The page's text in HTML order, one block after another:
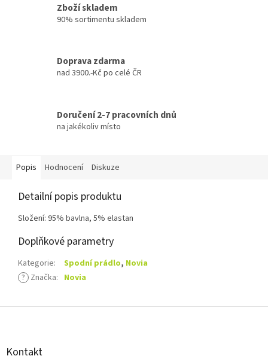
Zboží skladem
90% sortimentu skladem
Doprava zdarma
nad 3900.-Kč po celé ČR
Doručení 2-7 pracovních dnů
na jakékoliv místo
Popis Hodnocení Diskuze
Detailní popis produktu
Složení: 95% bavlna, 5% elastan
Doplňkové parametry
Kategorie: Spodní prádlo, Novia
? Značka: Novia
Z
Kontakt